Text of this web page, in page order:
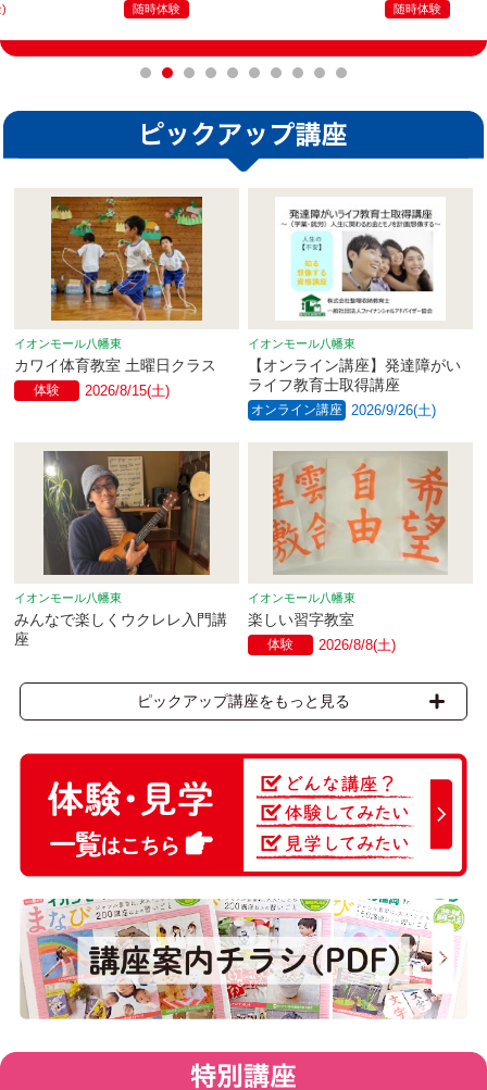
随時体験 随時体験
イオンモール八幡東
カワイ体育教室 土曜日クラス
体験 2026/8/15(土)
イオンモール八幡東
【オンライン講座】発達障がい
ライフ教育士取得講座
オンライン講座 2026/9/26(土)
イオンモール八幡東
みんなで楽しくウクレレ入門講
座
イオンモール八幡東
楽しい習字教室
体験 2026/8/8(土)
ピックアップ講座をもっと見る